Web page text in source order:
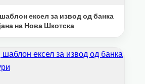
ексел за извод од банка
на Нова Шкотска